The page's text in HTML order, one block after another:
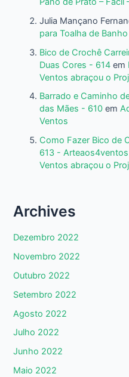
Julia Mançano
para Toalha de
Bico de Crochê
Duas Cores - 614 em
Ventos abraçou o
Barrado e Caminho
das Mães - 610 em
Ventos
Como Fazer Bico de
613 - Arteaos4ventos
Ventos abraçou o
Archives
Dezembro 2022
Novembro 2022
Outubro 2022
Setembro 2022
Agosto 2022
Julho 2022
Junho 2022
Maio 2022